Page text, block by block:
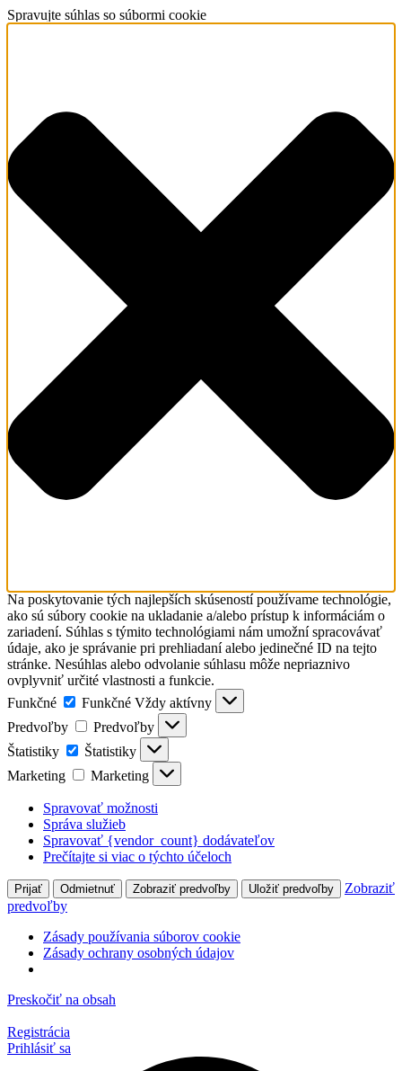
Spravujte súhlas so súbormi cookie
Na poskytovanie tých najlepších skúseností používame technológie,
ako sú súbory cookie na ukladanie a/alebo prístup k informáciám o
zariadení. Súhlas s týmito technológiami nám umožní spracovávať
údaje, ako je správanie pri prehliadaní alebo jedinečné ID na tejto
stránke. Nesúhlas alebo odvolanie súhlasu môže nepriaznivo
ovplyvniť určité vlastnosti a funkcie.
Funkčné
Funkčné Vždy aktívny
Predvoľby
Predvoľby
Štatistiky
Štatistiky
Marketing
Marketing
Spravovať možnosti
Správa služieb
Spravovať {vendor_count} dodávateľov
Prečítajte si viac o týchto účeloch
Prijať Odmietnuť Zobraziť predvoľby Uložiť predvoľby
Zobraziť
predvoľby
Zásady používania súborov cookie
Zásady ochrany osobných údajov
Preskočiť na obsah
Registrácia
Prihlásiť sa